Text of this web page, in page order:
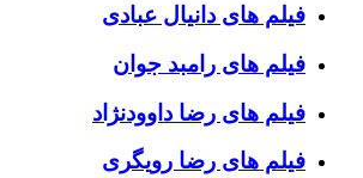
فیلم های دانیال عبادی
فیلم های رامبد جوان
فیلم های رضا داوودنژاد
فیلم های رضا رویگری